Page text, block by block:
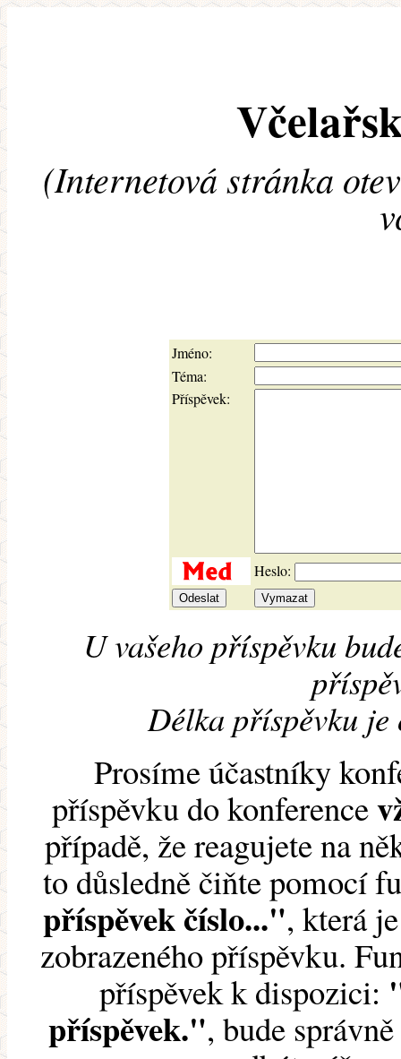
(Internetová stránka
Jméno:
Téma:
Příspěvek:
Heslo:
U vašeho příspěvku
Délka příspěvku je
Prosíme účastníky
příspěvku do konference
případě, že reagujete na
to důsledně čiňte pomocí
příspěvek číslo...", která
zobrazeného příspěvku.
příspěvek k dispozici:
příspěvek.", bude